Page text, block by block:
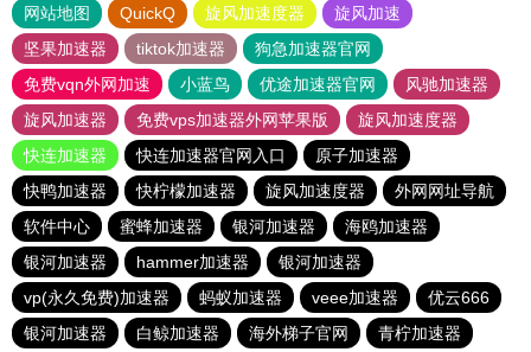
网站地图 QuickQ 旋风加速度器
旋风加速
坚果加速器
tiktok加速器
狗急加速器官网
免费vqn外网加速
小蓝鸟 优途加速器官网
风驰加速器
旋风加速器
免费vps加速器外网苹果版
旋风加速度器
快连加速器
快连加速器官网入口
原子加速器
快鸭加速器
快柠檬加速器 旋风加速度器
外网网址导航
软件中心
蜜蜂加速器 银河加速器
海鸥加速器
银河加速器
hammer加速器
银河加速器
vp(永久免费)加速器
蚂蚁加速器 veee加速器
优云666
银河加速器
白鲸加速器 海外梯子官网 青柠加速器